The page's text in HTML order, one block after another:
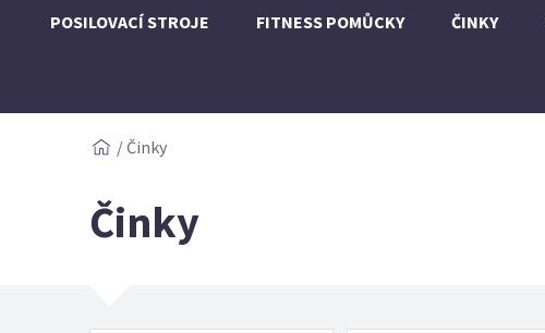
POSILOVACÍ STROJE FITNESS POMŮCKY ČINKY
/ Činky
Činky